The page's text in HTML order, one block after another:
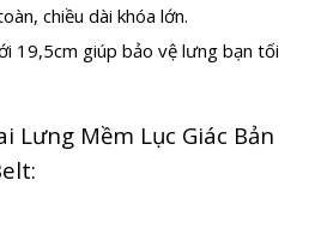
chiều dài khóa lớn.
19,5cm giúp bảo vệ lưng bạn tối
Lưng Mềm Lục Giác Bản